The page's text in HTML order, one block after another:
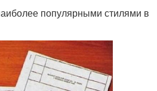
популярными стилями в